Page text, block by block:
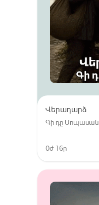
Վերադարձ
Գի դը Մոպասան
0ժ 16ր